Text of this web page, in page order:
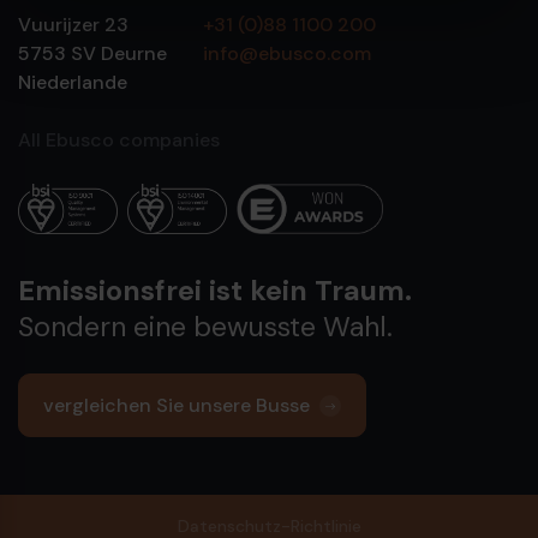
Vuurijzer 23
5753 SV Deurne
Niederlande
+31 (0)88 1100 200
info@ebusco.com
Emissionsfrei ist kein Traum.
Sondern eine bewusste Wahl.
vergleichen Sie unsere Busse